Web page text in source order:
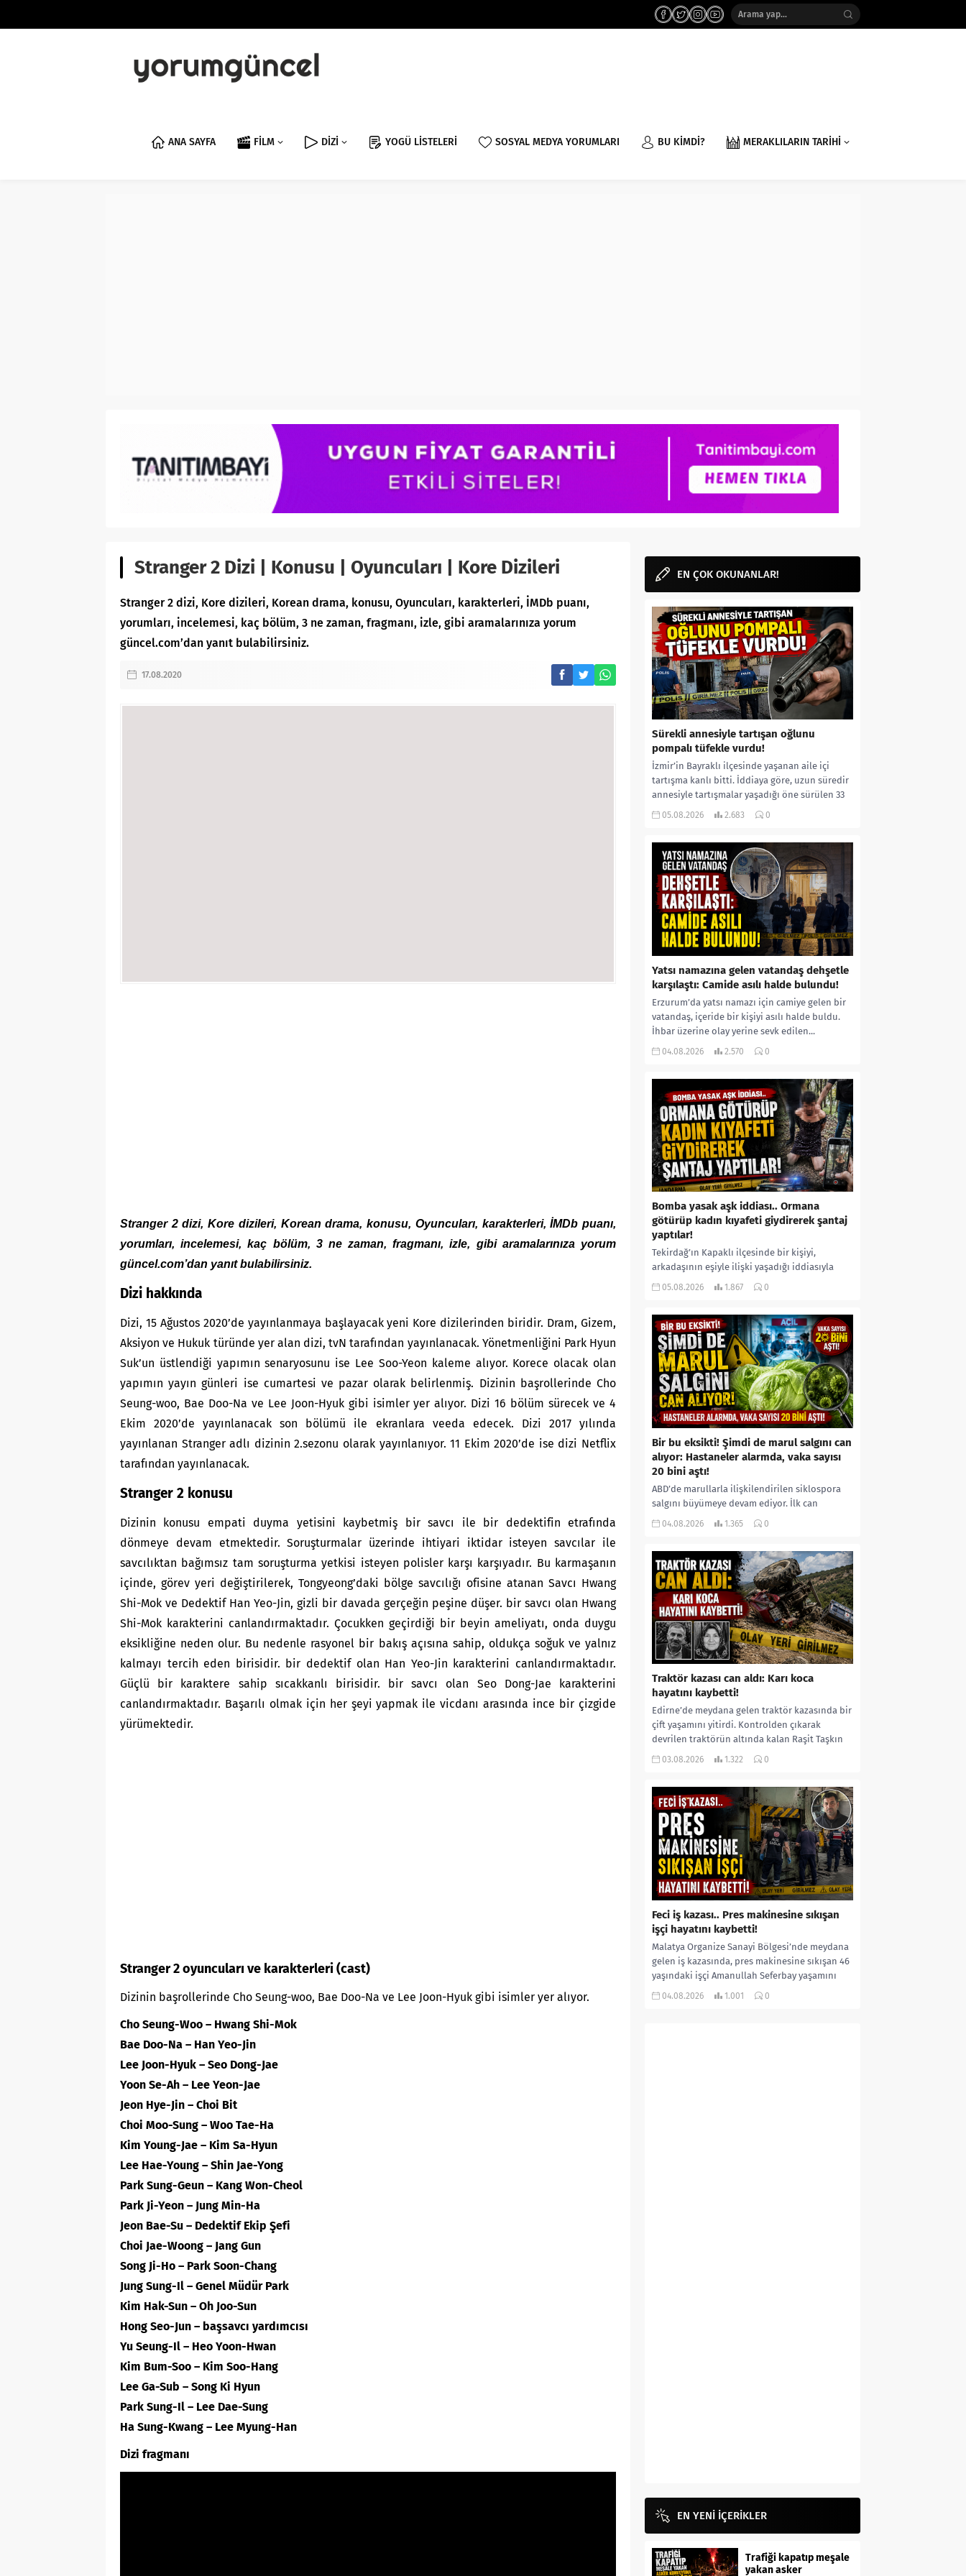
ANA SAYFA FİLM DİZİ YOGÜ LİSTELERİ SOSYAL MEDYA YORUMLARI BU KİMDİ? MERAKLILARIN TARİHİ
Stranger 2 Dizi | Konusu | Oyuncuları | Kore Dizileri
Stranger 2 dizi, Kore dizileri, Korean drama, konusu, Oyuncuları, karakterleri, İMDb puanı,
yorumları, incelemesi, kaç bölüm, 3 ne zaman, fragmanı, izle, gibi aramalarınıza yorum
güncel.com’dan yanıt bulabilirsiniz.
17.08.2020
Stranger 2 dizi, Kore dizileri, Korean drama, konusu, Oyuncuları, karakterleri, İMDb puanı,
yorumları, incelemesi, kaç bölüm, 3 ne zaman, fragmanı, izle, gibi aramalarınıza yorum
güncel.com’dan yanıt bulabilirsiniz.
Dizi hakkında
Dizi, 15 Ağustos 2020’de yayınlanmaya başlayacak yeni Kore dizilerinden biridir. Dram, Gizem,
Aksiyon ve Hukuk türünde yer alan dizi,tvN tarafından yayınlanacak. Yönetmenliğini Park Hyun
Suk’un üstlendiği yapımın senaryosunu ise Lee Soo-Yeon kaleme alıyor. Korece olacak olan
yapımın yayın günleri ise cumartesi ve pazar olarak belirlenmiş. Dizinin başrollerinde Cho
Seung-woo, Bae Doo-Na ve Lee Joon-Hyuk gibi isimler yer alıyor. Dizi 16 bölüm sürecek ve 4
Ekim 2020’de yayınlanacak son bölümü ile ekranlara veeda edecek. Dizi 2017 yılında
yayınlanan Stranger adlı dizinin 2.sezonu olarak yayınlanıyor. 11 Ekim 2020’de ise dizi Netflix
tarafından yayınlanacak.
Stranger 2 konusu
Dizinin konusu empati duyma yetisini kaybetmiş bir savcı ile bir dedektifin etrafında
dönmeye devam etmektedir. Soruşturmalar üzerinde ihtiyari iktidar isteyen savcılar ile
savcılıktan bağımsız tam soruşturma yetkisi isteyen polisler karşı karşıyadır. Bu karmaşanın
içinde, görev yeri değiştirilerek, Tongyeong’daki bölge savcılığı ofisine atanan Savcı Hwang
Shi-Mok ve Dedektif Han Yeo-Jin, gizli bir davada gerçeğin peşine düşer. bir savcı olan Hwang
Shi-Mok karakterini canlandırmaktadır. Çocukken geçirdiği bir beyin ameliyatı, onda duygu
eksikliğine neden olur. Bu nedenle rasyonel bir bakış açısına sahip, oldukça soğuk ve yalnız
kalmayı tercih eden birisidir. bir dedektif olan Han Yeo-Jin karakterini canlandırmaktadır.
Güçlü bir karaktere sahip sıcakkanlı birisidir. bir savcı olan Seo Dong-Jae karakterini
canlandırmaktadır. Başarılı olmak için her şeyi yapmak ile vicdanı arasında ince bir çizgide
yürümektedir.
Stranger 2 oyuncuları ve karakterleri (cast)
Dizinin başrollerinde Cho Seung-woo, Bae Doo-Na ve Lee Joon-Hyuk gibi isimler yer alıyor.
Cho Seung-Woo – Hwang Shi-Mok
Bae Doo-Na – Han Yeo-Jin
Lee Joon-Hyuk – Seo Dong-Jae
Yoon Se-Ah – Lee Yeon-Jae
Jeon Hye-Jin – Choi Bit
Choi Moo-Sung – Woo Tae-Ha
Kim Young-Jae – Kim Sa-Hyun
Lee Hae-Young – Shin Jae-Yong
Park Sung-Geun – Kang Won-Cheol
Park Ji-Yeon – Jung Min-Ha
Jeon Bae-Su – Dedektif Ekip Şefi
Choi Jae-Woong – Jang Gun
Song Ji-Ho – Park Soon-Chang
Jung Sung-Il – Genel Müdür Park
Kim Hak-Sun – Oh Joo-Sun
Hong Seo-Jun – başsavcı yardımcısı
Yu Seung-Il – Heo Yoon-Hwan
Kim Bum-Soo – Kim Soo-Hang
Lee Ga-Sub – Song Ki Hyun
Park Sung-Il – Lee Dae-Sung
Ha Sung-Kwang – Lee Myung-Han
Dizi fragmanı
EN ÇOK OKUNANLAR!
Sürekli annesiyle tartışan oğlunu
pompalı tüfekle vurdu!
İzmir’in Bayraklı ilçesinde yaşanan aile içi
tartışma kanlı bitti. İddiaya göre, uzun süredir
annesiyle tartışmalar yaşadığı öne sürülen 33
yaşındaki...
05.08.2026 2.683 0
Yatsı namazına gelen vatandaş dehşetle
karşılaştı: Camide asılı halde bulundu!
Erzurum’da yatsı namazı için camiye gelen bir
vatandaş, içeride bir kişiyi asılı halde buldu.
İhbar üzerine olay yerine sevk edilen...
04.08.2026 2.570 0
Bomba yasak aşk iddiası.. Ormana
götürüp kadın kıyafeti giydirerek şantaj
yaptılar!
Tekirdağ’ın Kapaklı ilçesinde bir kişiyi,
arkadaşının eşiyle ilişki yaşadığı iddiasıyla
ormanlık alana götürerek zorla kadın
05.08.2026 1.867 0
Bir bu eksikti! Şimdi de marul salgını can
alıyor: Hastaneler alarmda, vaka sayısı
20 bini aştı!
ABD’de marullarla ilişkilendirilen siklospora
salgını büyümeye devam ediyor. İlk can
kayıplarının yaşandığı salgında vaka sayısının
04.08.2026 1.365 0
Traktör kazası can aldı: Karı koca
hayatını kaybetti!
Edirne’de meydana gelen traktör kazasında bir
çift yaşamını yitirdi. Kontrolden çıkarak
devrilen traktörün altında kalan Raşit Taşkın
ile eşi Fatma...
03.08.2026 1.322 0
Feci iş kazası.. Pres makinesine sıkışan
işçi hayatını kaybetti!
Malatya Organize Sanayi Bölgesi’nde meydana
gelen iş kazasında, pres makinesine sıkışan 46
yaşındaki işçi Amanullah Seferbay yaşamını
yitirdi. Olayla ilgili...
04.08.2026 1.001 0
EN YENİ İÇERİKLER
Trafiği kapatıp meşale
yakan asker